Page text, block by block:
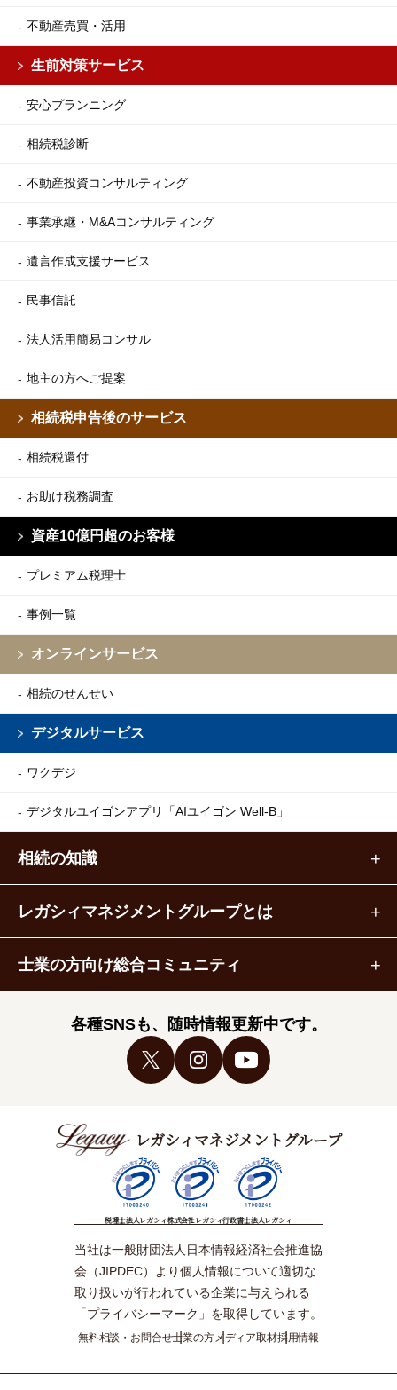
不動産売買・活用
生前対策サービス
安心プランニング
相続税診断
不動産投資コンサルティング
事業承継・M&Aコンサルティング
遺言作成支援サービス
民事信託
法人活用簡易コンサル
地主の方へご提案
相続税申告後のサービス
相続税還付
お助け税務調査
資産10億円超のお客様
プレミアム税理士
事例一覧
オンラインサービス
相続のせんせい
デジタルサービス
ワクデジ
デジタルユイゴンアプリ 「AIユイゴン Well-B」
相続の知識
レガシィマネジメントグループとは
士業の方向け総合コミュニティ
各種SNSも、随時情報更新中です。
レガシィマネジメントグループ
税理士法人レガシィ株式会社レガシィ行政書士法人レガシィ
当社は一般財団法人日本情報経済社会推進協
会（JIPDEC）より個人情報について適切な
取り扱いが行われている企業に与えられる
「プライバシーマーク」を取得しています。
無料相談・お問合せ士業の方メディア取材採用情報